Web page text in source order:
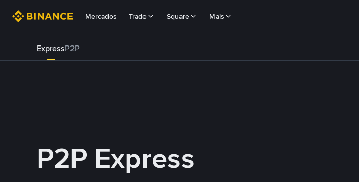
Mercados Trade Square Mais
ExpressP2P
P2P Express